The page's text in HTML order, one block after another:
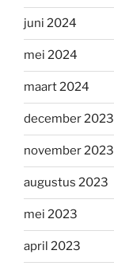
juni 2024
mei 2024
maart 2024
december 2023
november 2023
augustus 2023
mei 2023
april 2023